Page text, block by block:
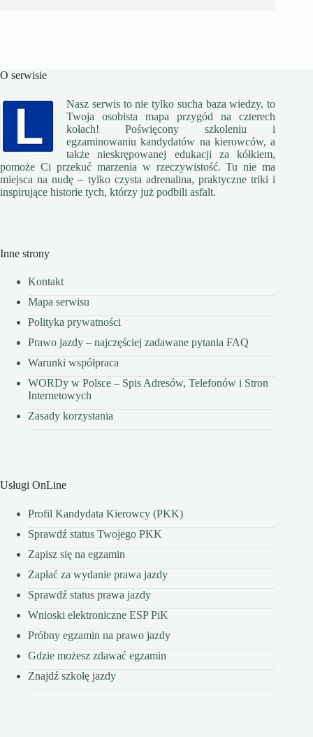
O serwisie
Nasz serwis to nie tylko sucha baza wiedzy, to
Twoja osobista mapa przygód na czterech
kołach! Poświęcony szkoleniu i
egzaminowaniu kandydatów na kierowców, a
także nieskrępowanej edukacji za kółkiem,
pomoże Ci przekuć marzenia w rzeczywistość. Tu nie ma
miejsca na nudę – tylko czysta adrenalina, praktyczne triki i
inspirujące historie tych, którzy już podbili asfalt.
Inne strony
Kontakt
Mapa serwisu
Polityka prywatności
Prawo jazdy – najczęściej zadawane pytania FAQ
Warunki współpraca
WORDy w Polsce – Spis Adresów, Telefonów i Stron
Internetowych
Zasady korzystania
Usługi OnLine
Profil Kandydata Kierowcy (PKK)
Sprawdź status Twojego PKK
Zapisz się na egzamin
Zapłać za wydanie prawa jazdy
Sprawdź status prawa jazdy
Wnioski elektroniczne ESP PiK
Próbny egzamin na prawo jazdy
Gdzie możesz zdawać egzamin
Znajdź szkołę jazdy